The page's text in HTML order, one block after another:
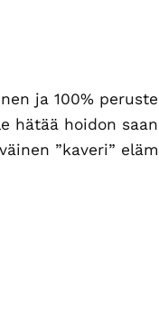
ja 100%
hätää hoidon
”kaveri”